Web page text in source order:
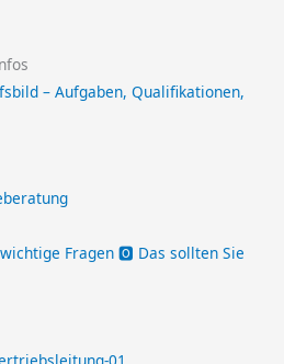
– Aufgaben, Qualifikationen,
Fragen 🅾️ Das sollten Sie